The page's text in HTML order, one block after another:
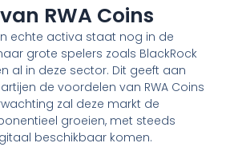
RWA Coins
echte activa staat nog in de
grote spelers zoals BlackRock
al in deze sector. Dit geeft aan
de voordelen van RWA Coins
zal deze markt de
groeien, met steeds
beschikbaar komen.